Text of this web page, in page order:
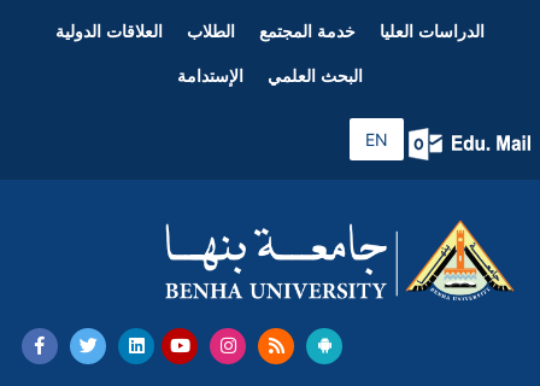
الدراسات العليا خدمة المجتمع الطلاب العلاقات الدولية
البحث العلمي الإستدامة
EN